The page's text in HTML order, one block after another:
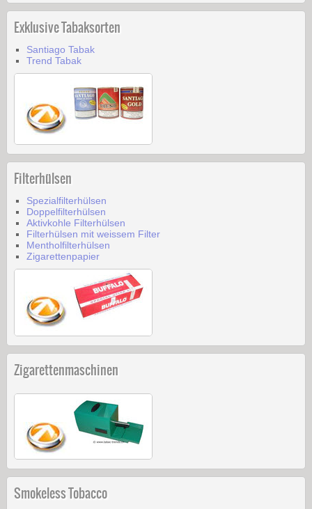
Exklusive Tabaksorten
Santiago Tabak
Trend Tabak
Filterhülsen
Spezialfilterhülsen
Doppelfilterhülsen
Aktivkohle Filterhülsen
Filterhülsen mit weissem Filter
Mentholfilterhülsen
Zigarettenpapier
Zigarettenmaschinen
Smokeless Tobacco